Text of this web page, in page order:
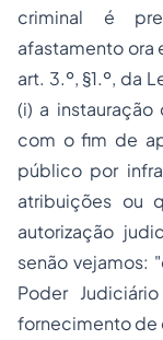
criminal é
afastamento ora
art. 3.º, §1.º, da
(i) a
com o fim de
público por
atribuições ou
autorização
senão vejamos:
Poder
fornecimento de